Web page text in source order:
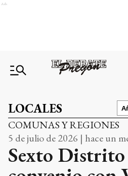
Ads
LOCALES
COMUNAS Y REGIONES
5 de julio de 2026 | hace un
Sexto